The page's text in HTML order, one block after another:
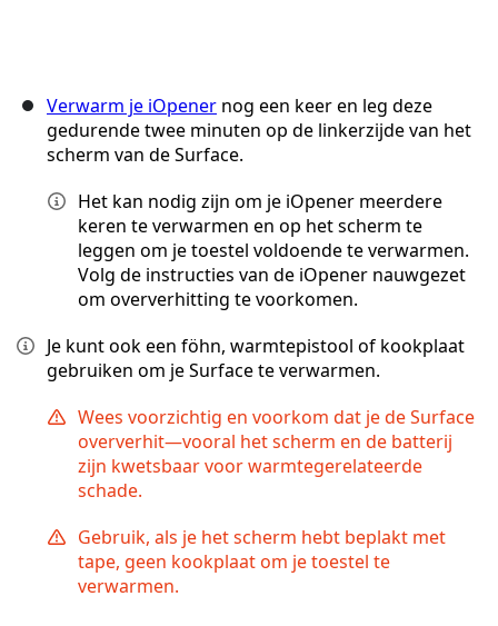
Verwarm je iOpener nog een keer en leg deze
gedurende twee minuten op de linkerzijde van het
scherm van de Surface.
Het kan nodig zijn om je iOpener meerdere
keren te verwarmen en op het scherm te
leggen om je toestel voldoende te verwarmen.
Volg de instructies van de iOpener nauwgezet
om oververhitting te voorkomen.
Je kunt ook een föhn, warmtepistool of kookplaat
gebruiken om je Surface te verwarmen.
Wees voorzichtig en voorkom dat je de Surface
oververhit—vooral het scherm en de batterij
zijn kwetsbaar voor warmtegerelateerde
schade.
Gebruik, als je het scherm hebt beplakt met
tape, geen kookplaat om je toestel te
verwarmen.